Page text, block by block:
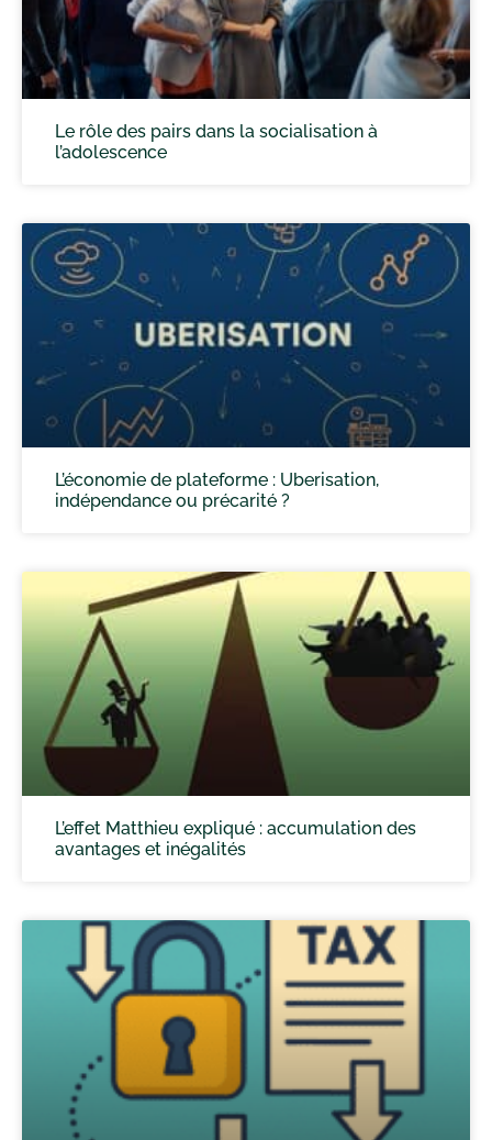
Le rôle des pairs dans la socialisation à
l’adolescence
L’économie de plateforme : Uberisation,
indépendance ou précarité ?
L’effet Matthieu expliqué : accumulation des
avantages et inégalités